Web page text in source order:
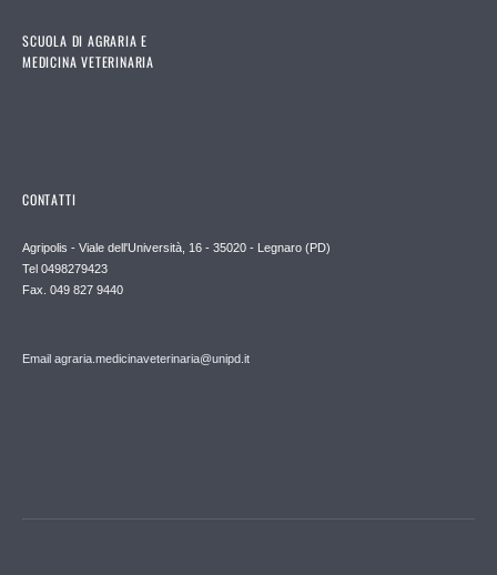
SCUOLA DI AGRARIA E
MEDICINA VETERINARIA
CONTATTI
Agripolis - Viale dell'Università, 16 - 35020 - Legnaro (PD)
Tel 0498279423
Fax. 049 827 9440
Email agraria.medicinaveterinaria@unipd.it